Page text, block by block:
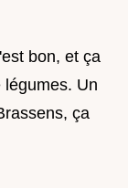
bon, et ça
Un
ça